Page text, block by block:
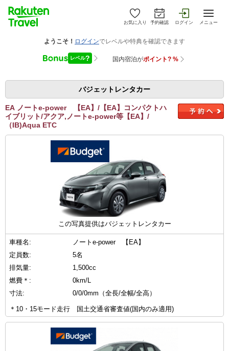
お気に入り 予約確認 ログイン メニュー
バジェットレンタカー
EA ノートe-power 【EA】/【EA】コンパクトハ
イブリット/アクア,ノートe-power等【EA】/
（IB)Aqua ETC
この写真提供はバジェットレンタカー
車種名:
ノートe-power 【EA】
定員数:
5名
排気量:
1,500cc
燃費＊:
0km/L
寸法:
0/0/0mm（全長/全幅/全高）
＊10・15モード走行 国土交通省審査値(国内のみ適用)